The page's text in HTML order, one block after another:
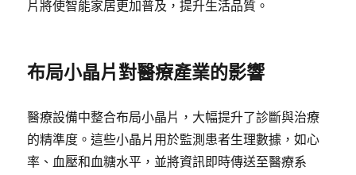
片將使智能家居更加普及，提升生活品質。
布局小晶片對醫療產業的影響
醫療設備中整合布局小晶片，大幅提升了診斷與治療
的精準度。這些小晶片用於監測患者生理數據，如心
率、血壓和血糖水平，並將資訊即時傳送至醫療系